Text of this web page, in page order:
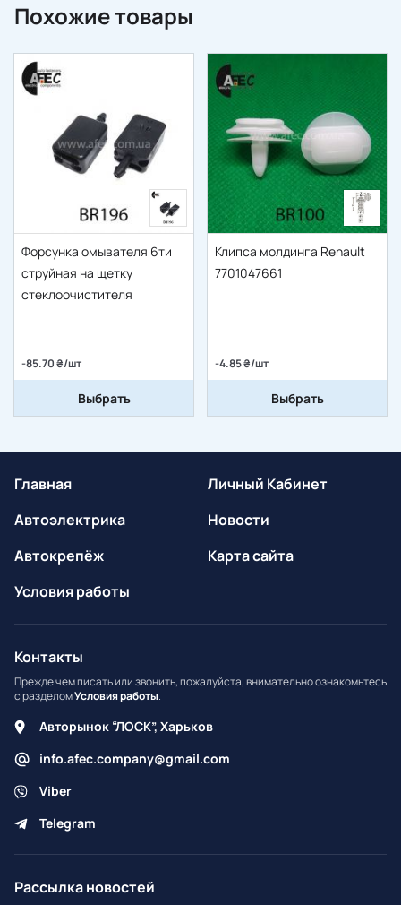
Похожие товары
Форсунка омывателя 6ти
струйная на щетку
стеклоочистителя
-85.70 ₴/шт
Выбрать
Клипса молдинга Renault
7701047661
-4.85 ₴/шт
Выбрать
Главная
Автоэлектрика
Автокрепёж
Условия работы
Личный Кабинет
Новости
Карта сайта
Контакты
Прежде чем писать или звонить, пожалуйста, внимательно ознакомьтесь
с разделомУсловия работы.
Авторынок “ЛОСК”, Харьков
info.afec.company@gmail.com
Viber
Telegram
Рассылка новостей